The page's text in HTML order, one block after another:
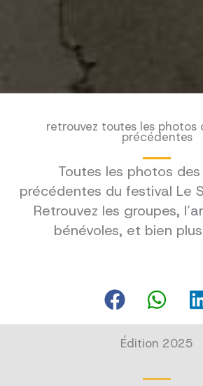
retrouvez toutes les photos
précédentes
Toutes les photos
précédentes du festival Le
Retrouvez les groupes,
bénévoles, et bien
Édition 2025